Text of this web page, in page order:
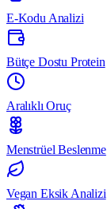
E-Kodu Analizi
Bütçe Dostu Protein
Aralıklı Oruç
Menstrüel Beslenme
Vegan Eksik Analizi